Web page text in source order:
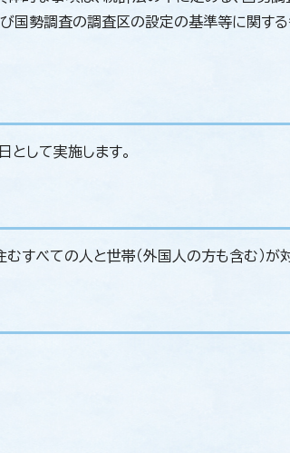
国勢調査の調査区の設定の基準等に関す
して実施します。
すべての人と世帯（外国人の方も含む）が